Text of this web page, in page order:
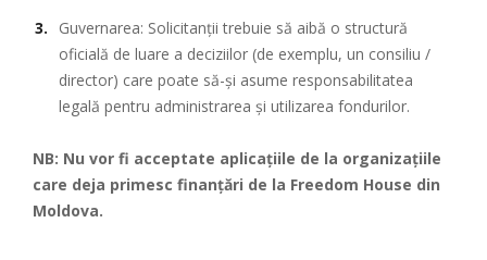
Guvernarea: Solicitanții trebuie să aibă o structură
oficială de luare a deciziilor (de exemplu, un consiliu /
director) care poate să-și asume responsabilitatea
legală pentru administrarea și utilizarea fondurilor.
NB: Nu vor fi acceptate aplicațiile de la organizațiile
care deja primesc finanțări de la Freedom House din
Moldova.